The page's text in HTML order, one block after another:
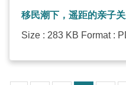
移民潮下，遥距的亲子
Size : 283 KB Format :